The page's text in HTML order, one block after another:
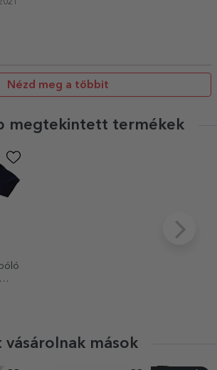
Nézd meg a többit
megtekintett termékek
vásárolnak mások